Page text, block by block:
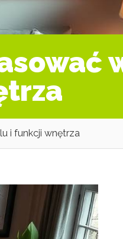
i funkcji wnętrza